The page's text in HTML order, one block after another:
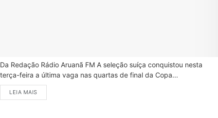
Da Redação Rádio Aruanã FM A seleção suíça conquistou nesta
terça-feira a última vaga nas quartas de final da Copa...
LEIA MAIS